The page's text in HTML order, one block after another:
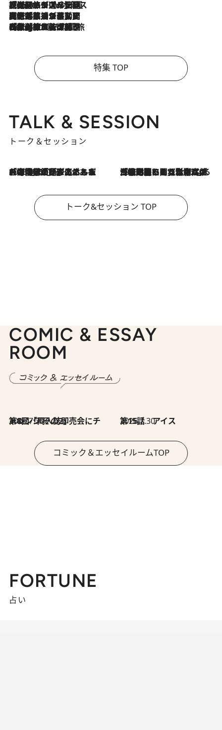
2026.8.6
【厳選旅コスメ】「身軽さ＆UV対策重視！」ヘアアーティストshucoが選んだ夏旅ベストコスメを発表【Mサイズジップ】
2026.8.5
【厳選旅コスメ】国内をあちこち移動する河井菜摘が選んだ夏旅ベストコスメ発表！「リラックスアイテムはマスト」【Mサイズジップ】
2026.8.4
【厳選旅コスメ】「紫外線＆乾燥対策しながらメイク感も！」ヘア＆メイクGeorgeが選んだ夏旅ベストコスメを発表！【Mサイズジップ】
特集 TOP
TALK & SESSION
トーク＆セッション
2026.8.3
「今後値上げがあるとすれば…」「リスクがあるのは今年の冬」エネルギー専門家が語る、ホルムズ海峡封鎖が家庭にもたらす“ある心配” 2026.8.3
「住宅建てられない…」「サーチャージ料の高値が続いている」ホルムズ海峡封鎖による影響はいつまで続く？《エネルギー専門家に聞く“どうなる日本の暮らし”》
トーク&セッション TOP
COMIC & ESSAY
ROOM
2026.7.30
第8回「同人誌即売会にチャレンジ その2」 2026.7.30
第15話 アイス
コミック＆エッセイルームTOP
FORTUNE
占い